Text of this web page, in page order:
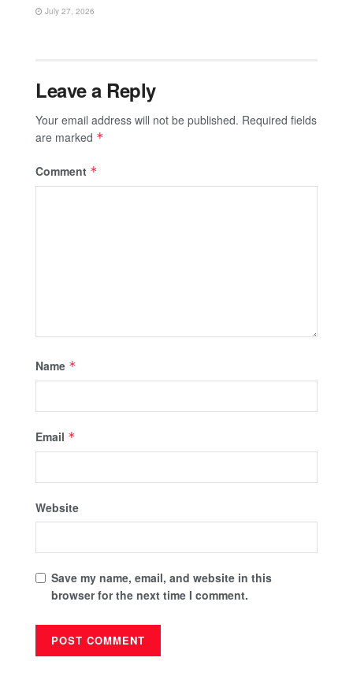
July 27, 2026
Leave a Reply
Your email address will not be published. Required fields
are marked *
Comment *
Name *
Email *
Website
Save my name, email, and website in this
browser for the next time I comment.